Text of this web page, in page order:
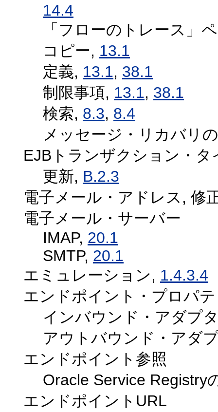
14.4
「フローのトレース」
コピー, 13.1
定義, 13.1, 38.1
制限事項, 13.1, 38.1
検索, 8.3, 8.4
メッセージ・リカバリ
EJBトランザクション・タ
更新, B.2.3
電子メール・アドレス, 修
電子メール・サーバー
IMAP, 20.1
SMTP, 20.1
エミュレーション, 1.4.3.4
エンドポイント・プロパ
インバウンド・アダプ
アウトバウンド・アダ
エンドポイント参照
Oracle Service Registry
エンドポイントURL